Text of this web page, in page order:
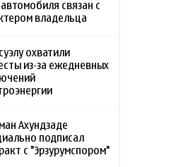
связан с
владельца
охватили
из-за ежедневных
Ахундзаде
подписал
с "Эрзурумспором"